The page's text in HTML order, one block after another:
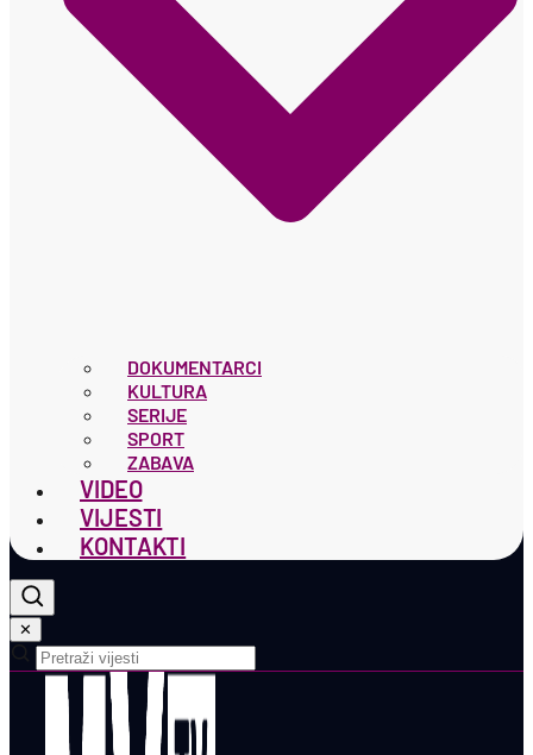
DOKUMENTARCI
KULTURA
SERIJE
SPORT
ZABAVA
VIDEO
VIJESTI
KONTAKTI
✕